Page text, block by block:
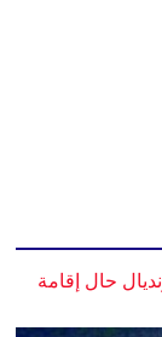
حال إقامة